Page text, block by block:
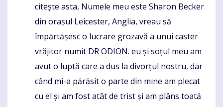
citește asta, Numele meu este Sharon Becker
din orașul Leicester, Anglia, vreau să
împărtășesc o lucrare grozavă a unui caster
vrăjitor numit DR ODION. eu și soțul meu am
avut o luptă care a dus la divorțul nostru, dar
când mi-a părăsit o parte din mine am plecat
cu el și am fost atât de trist și am plâns toată